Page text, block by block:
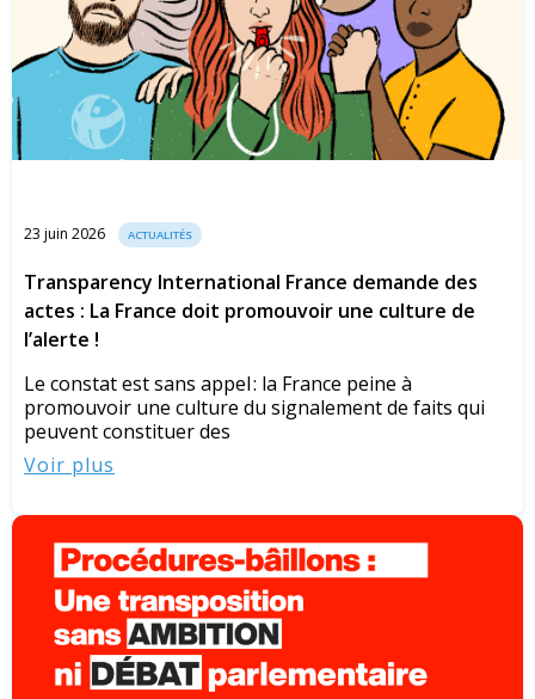
23 juin 2026 ACTUALITÉS
Transparency International France demande des
actes : La France doit promouvoir une culture de
l’alerte !
Le constat est sans appel : la France peine à
promouvoir une culture du signalement de faits qui
peuvent constituer des
Voir plus